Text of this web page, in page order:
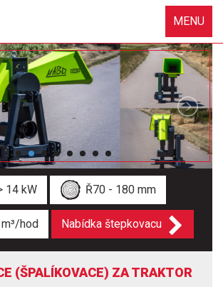
MENU
14 kW Ř70 - 180 mm
hod Nabídka štepkovacu
(ŠPALÍKOVACE) ZA TRAKTOR